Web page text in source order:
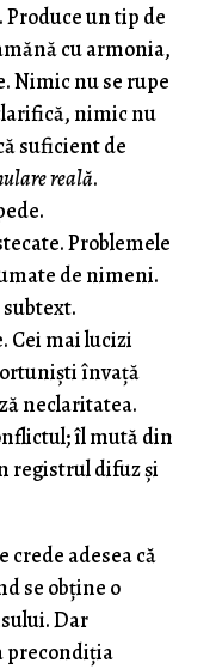
un tip de
cu armonia,
Nimic nu se rupe
nimic nu
suficient de
reală.
Problemele
de nimeni.
Cei mai lucizi
învață
neclaritatea.
îl mută din
registrul difuz și
crede adesea că
se obține o
Dar
precondiția